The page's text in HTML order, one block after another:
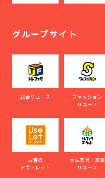
グループサイト
総合リユース
ファッション
リユース
古着の
アウトレット
大型家具・家電
リユース